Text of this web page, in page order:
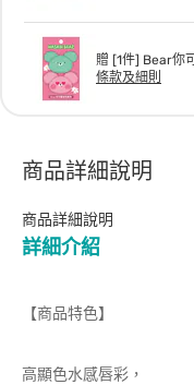
贈 [1件] Bear你
條款及細則
商品詳細說明
商品詳細說明
詳細介紹
【商品特色】
高顯色水感唇彩，